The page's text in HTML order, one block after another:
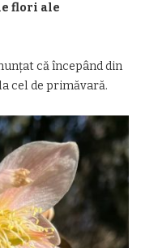
flori ale
că începând din
cel de primăvară.